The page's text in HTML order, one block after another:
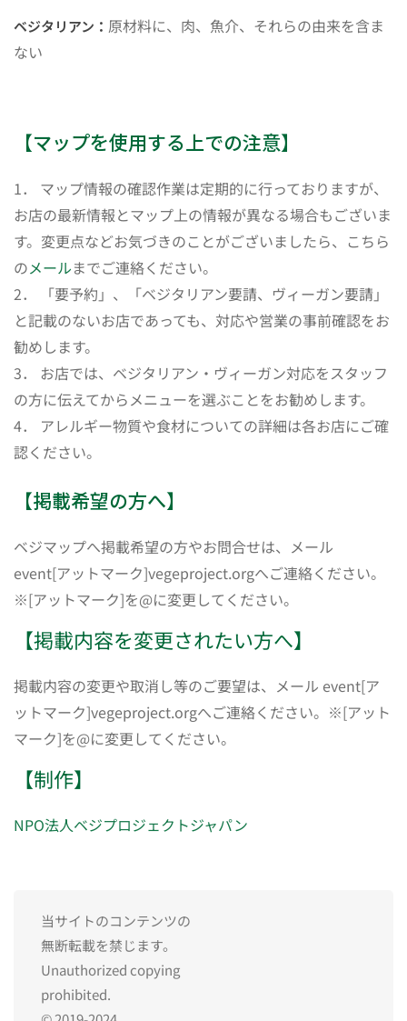
ベジタリアン： 原材料に、肉、魚介、それらの由来を含ま
ない
【マップを使用する上での注意】
1． マップ情報の確認作業は定期的に行っておりますが、
お店の最新情報とマップ上の情報が異なる場合もございま
す。変更点などお気づきのことがございましたら、こちら
のメールまでご連絡ください。
2． 「要予約」、「ベジタリアン要請、ヴィーガン要請」
と記載のないお店であっても、対応や営業の事前確認をお
勧めします。
3． お店では、ベジタリアン・ヴィーガン対応をスタッフ
の方に伝えてからメニューを選ぶことをお勧めします。
4． アレルギー物質や食材についての詳細は各お店にご確
認ください。
【掲載希望の方へ】
ベジマップへ掲載希望の方やお問合せは、メール
event[アットマーク]vegeproject.orgへご連絡ください。
※[アットマーク]を@に変更してください。
【掲載内容を変更されたい方へ】
掲載内容の変更や取消し等のご要望は、メール event[ア
ットマーク]vegeproject.orgへご連絡ください。※[アット
マーク]を@に変更してください。
【制作】
NPO法人ベジプロジェクトジャパン
当サイトのコンテンツの
無断転載を禁じます。
Unauthorized copying
prohibited.